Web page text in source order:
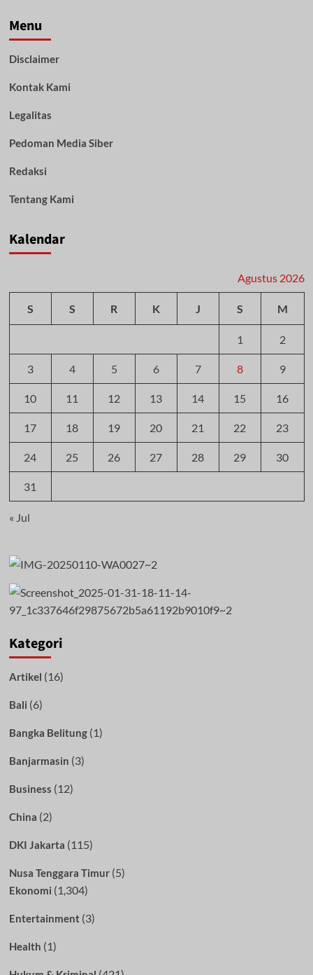
Asal
di
Menu
Disclaimer
Kontak Kami
Legalitas
Pedoman Media Siber
Redaksi
Tentang Kami
Kalendar
Agustus 2026
S S R K J S M
1 2
3 4 5 6 7 8 9
10 11 12 13 14 15 16
17 18 19 20 21 22 23
24 25 26 27 28 29 30
31
« Jul
Kategori
Artikel (16)
Bali (6)
Bangka Belitung(1)
Banjarmasin (3)
Business (12)
China (2)
DKI Jakarta (115)
Nusa Tenggara Timur(5)
Ekonomi (1,304)
Entertainment(3)
Health (1)